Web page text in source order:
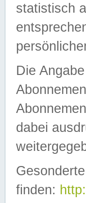
statistisch
Die
dabei
finden: